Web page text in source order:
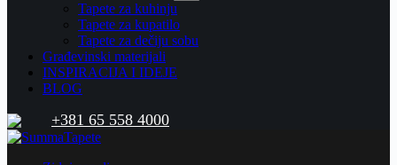
Tapete za kuhinju
Tapete za kupatilo
Tapete za dečiju sobu
Građevinski materijali
INSPIRACIJA I IDEJE
BLOG
+381 65 558 4000